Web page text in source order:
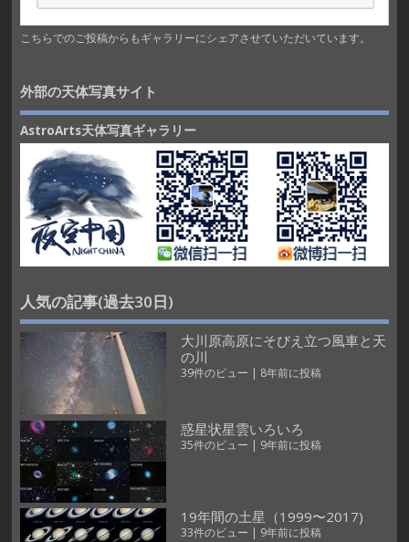
こちらでのご投稿からもギャラリーにシェアさせていただいています。
外部の天体写真サイト
AstroArts天体写真ギャラリー
人気の記事(過去30日)
大川原高原にそびえ立つ風車と天
の川
39件のビュー | 8年前に投稿
惑星状星雲いろいろ
35件のビュー | 9年前に投稿
19年間の土星（1999〜2017)
33件のビュー | 9年前に投稿